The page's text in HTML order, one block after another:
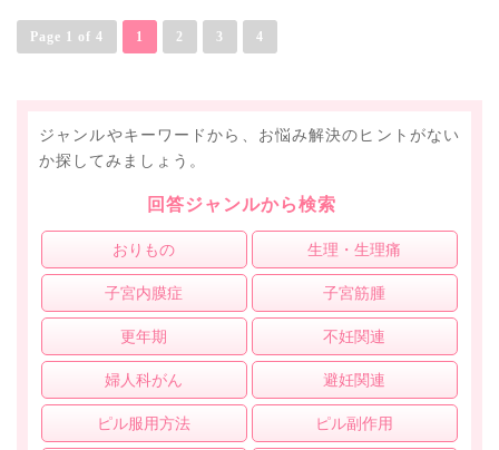
Page 1 of 4 1 2 3 4
ジャンルやキーワードから、お悩み解決のヒントがない
か探してみましょう。
回答ジャンルから検索
おりもの 生理・生理痛
子宮内膜症 子宮筋腫
更年期 不妊関連
婦人科がん 避妊関連
ピル服用方法 ピル副作用